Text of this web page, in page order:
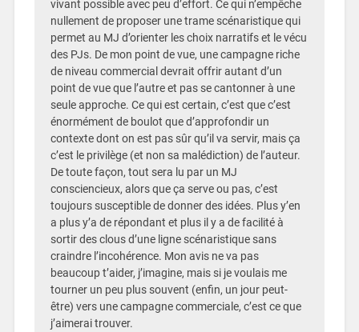
vivant possible avec peu d’effort. Ce qui n’empêche
nullement de proposer une trame scénaristique qui
permet au MJ d’orienter les choix narratifs et le vécu
des PJs. De mon point de vue, une campagne riche
de niveau commercial devrait offrir autant d’un
point de vue que l’autre et pas se cantonner à une
seule approche. Ce qui est certain, c’est que c’est
énormément de boulot que d’approfondir un
contexte dont on est pas sûr qu’il va servir, mais ça
c’est le privilège (et non sa malédiction) de l’auteur.
De toute façon, tout sera lu par un MJ
consciencieux, alors que ça serve ou pas, c’est
toujours susceptible de donner des idées. Plus y’en
a plus y’a de répondant et plus il y a de facilité à
sortir des clous d’une ligne scénaristique sans
craindre l’incohérence. Mon avis ne va pas
beaucoup t’aider, j’imagine, mais si je voulais me
tourner un peu plus souvent (enfin, un jour peut-
être) vers une campagne commerciale, c’est ce que
j’aimerai trouver.